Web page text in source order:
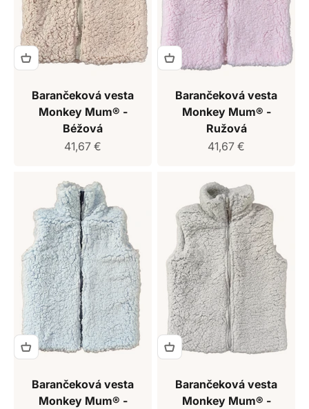
Barančeková vesta
Monkey Mum® -
Béžová
Predajná cena
41,67 €
Barančeková vesta
Monkey Mum® -
Ružová
Predajná cena
41,67 €
Barančeková vesta
Monkey Mum® -
Barančeková vesta
Monkey Mum® -